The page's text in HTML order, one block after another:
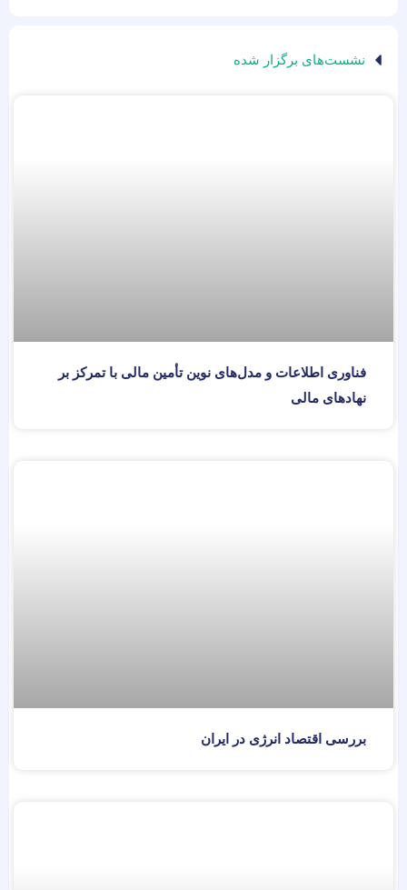
نشست‌های برگزار شده
فناوری اطلاعات و مدل‌های نوین تأمین مالی با تمرکز بر
نهادهای مالی
بررسی اقتصاد انرژی در ایران